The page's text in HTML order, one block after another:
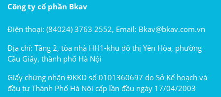
Công ty cổ phần Bkav
Điện thoại: (84024) 3763 2552, Email: Bkav@bkav.com.vn
Địa chỉ: Tầng 2, tòa nhà HH1-khu đô thị Yên Hòa, phường
Cầu Giấy, thành phố Hà Nội
Giấy chứng nhận ĐKKD số 0101360697 do Sở Kế hoạch và
đầu tư Thành Phố Hà Nội cấp lần đầu ngày 17/04/2003